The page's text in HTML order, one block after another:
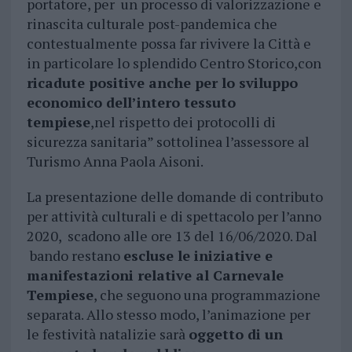
portatore, per un processo di valorizzazione e
rinascita culturale post-pandemica che
contestualmente possa far rivivere la Città e
in particolare lo splendido Centro Storico,con
ricadute positive anche per lo sviluppo
economico dell’intero tessuto
tempiese,nel rispetto dei protocolli di
sicurezza sanitaria” sottolinea l’assessore al
Turismo Anna Paola Aisoni.
La presentazione delle domande di contributo
per attività culturali e di spettacolo per l’anno
2020, scadono alle ore 13 del 16/06/2020. Dal
bando restano escluse le iniziative e
manifestazioni relative al Carnevale
Tempiese, che seguono una programmazione
separata. Allo stesso modo, l’animazione per
le festività natalizie sarà oggetto di un